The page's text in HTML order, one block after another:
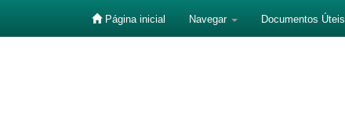
Página inicial Navegar Documentos Úteis